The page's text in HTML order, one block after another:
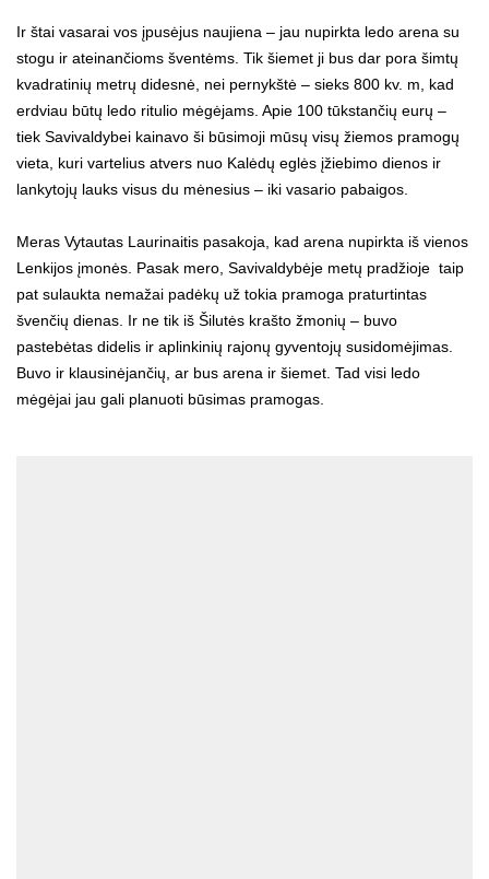
Ir štai vasarai vos įpusėjus naujiena – jau nupirkta ledo arena su
stogu ir ateinančioms šventėms. Tik šiemet ji bus dar pora šimtų
kvadratinių metrų didesnė, nei pernykštė – sieks 800 kv. m, kad
erdviau būtų ledo ritulio mėgėjams. Apie 100 tūkstančių eurų –
tiek Savivaldybei kainavo ši būsimoji mūsų visų žiemos pramogų
vieta, kuri vartelius atvers nuo Kalėdų eglės įžiebimo dienos ir
lankytojų lauks visus du mėnesius – iki vasario pabaigos.
Meras Vytautas Laurinaitis pasakoja, kad arena nupirkta iš vienos
Lenkijos įmonės. Pasak mero, Savivaldybėje metų pradžioje taip
pat sulaukta nemažai padėkų už tokia pramoga praturtintas
švenčių dienas. Ir ne tik iš Šilutės krašto žmonių – buvo
pastebėtas didelis ir aplinkinių rajonų gyventojų susidomėjimas.
Buvo ir klausinėjančių, ar bus arena ir šiemet. Tad visi ledo
mėgėjai jau gali planuoti būsimas pramogas.